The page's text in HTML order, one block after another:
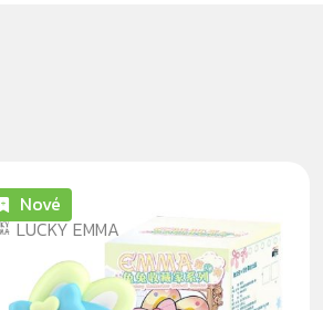
LUCKY EMMA
EMMA BUNNY COLLECTOR -
BLINDBOX
Nové